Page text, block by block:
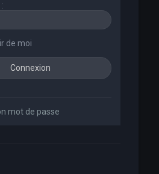
de moi
mot de passe